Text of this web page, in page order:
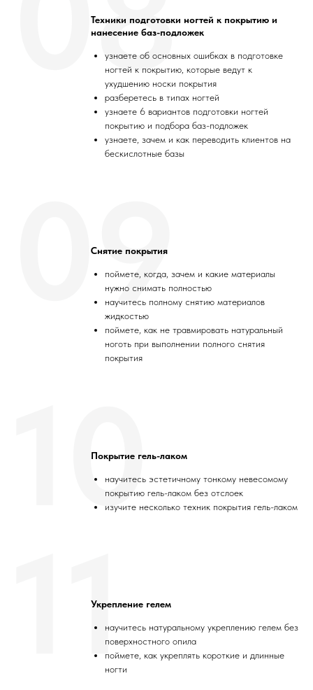
Техники подготовки ногтей к покрытию и
нанесение баз-подложек
узнаете об основных ошибках в подготовке
ногтей к покрытию, которые ведут к
ухудшению носки покрытия
разберетесь в типах ногтей
узнаете 6 вариантов подготовки ногтей
покрытию и подбора баз-подложек
узнаете, зачем и как переводить клиентов на
бескислотные базы
Снятие покрытия
поймете, когда, зачем и какие материалы
нужно снимать полностью
научитесь полному снятию материалов
жидкостью
поймете, как не травмировать натуральный
ноготь при выполнении полного снятия
покрытия
09
Покрытие гель-лаком
научитесь эстетичному тонкому невесомому
покрытию гель-лаком без отслоек
изучите несколько техник покрытия гель-лаком
10
Укрепление гелем
научитесь натуральному укреплению гелем без
поверхностного опила
поймете, как укреплять короткие и длинные
ногти
11